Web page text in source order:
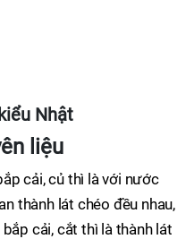
Nhật
liệu
cải, củ thì là với nước
thành lát chéo đều nhau,
cải, cắt thì là thành lát